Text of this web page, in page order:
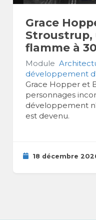
Grace
Stroustrup,
flamme à
Module
développement
Grace Hopper et
personnages
développement
est devenu.
18 décembre